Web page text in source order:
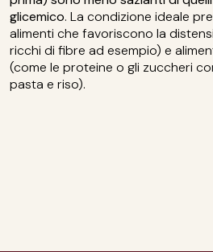
glicemico. La condizione ideale
alimenti che favoriscono la
ricchi di fibre ad esempio) e
(come le proteine o gli zuccheri
pasta e riso).